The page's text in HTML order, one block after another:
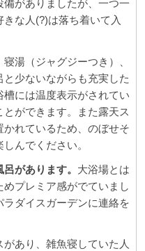
がありましたが、一つ一
な人(?)は落ち着いて入
湯（ジャグジーつき）、
少ないながらも充実した
には温度表示がされてい
ができます。また露天ス
れているため、のぼせそ
んでください。
があります。 大浴場とは
プレミア感がでていまし
ダイスガーデンに連絡を
あり、雑魚寝していた人